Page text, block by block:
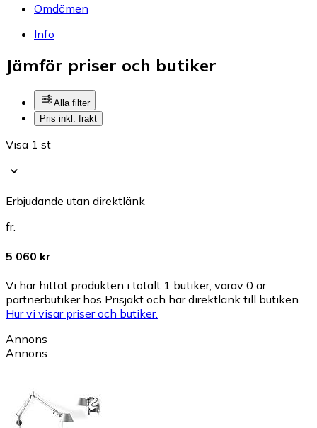
Omdömen
Info
Jämför priser och butiker
Alla filter
Pris inkl. frakt
Visa 1 st
Erbjudande utan direktlänk
fr.
5 060 kr
Vi har hittat produkten i totalt 1 butiker, varav 0 är
partnerbutiker hos Prisjakt och har direktlänk till butiken.
Hur vi visar priser och butiker.
Annons
Annons